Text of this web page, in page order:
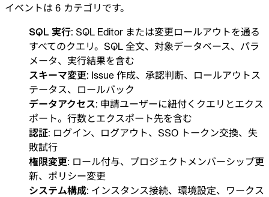
イベントは 6 カテゴリです。
SQL 実行: SQL Editor または変更ロールアウトを通る
すべてのクエリ。SQL 全文、対象データベース、パラ
メータ、実行結果を含む
スキーマ変更: Issue 作成、承認判断、ロールアウトス
テータス、ロールバック
データアクセス: 申請ユーザーに紐付くクエリとエクス
ポート。行数とエクスポート先を含む
認証: ログイン、ログアウト、SSO トークン交換、失
敗試行
権限変更: ロール付与、プロジェクトメンバーシップ更
新、ポリシー変更
システム構成: インスタンス接続、環境設定、ワークス